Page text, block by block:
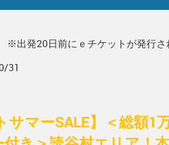
※出発20日前にｅチケットが発行さ
31
サマーSALE】＜総額1